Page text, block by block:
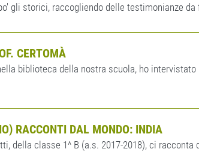
gli storici, raccogliendo delle testimonianze
CERTOMÀ
biblioteca della nostra scuola, ho intervistato
RACCONTI DAL MONDO: INDIA
della classe 1^ B (a.s. 2017-2018), ci racconta